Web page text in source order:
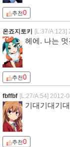
추천0
온죠지토키 [L:37/A:123]
헤에. 나는
추천0
fbffbf [L:27/A:54] 2012-
기대기대기
추천0